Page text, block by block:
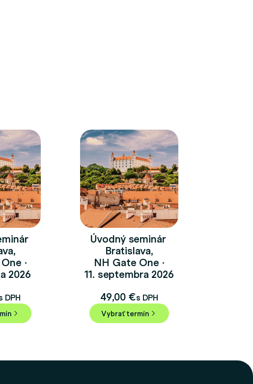
·
2026
DPH
Úvodný seminár
Bratislava,
NH Gate One ·
11. septembra 2026
49,00 €s DPH
Vybrať termín